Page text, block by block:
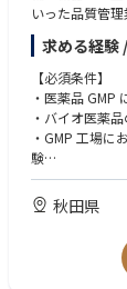
基盤を基に、
の注力取り組み
・業務遂行だ
・自律的に業務
・物怖じせず議
◆使用する開発
・MS-Excel、
・
いった品質管
後は、品質管理
環境モニタリン
だきます。
求める経験
【必須条件】
・医薬品 GMP
・バイオ医薬
・GMP 工場に
験
・試験設備・
に関する基本的
・複数の社外
ト、外部試験
・品質管理部
・環境で発生
秋田県